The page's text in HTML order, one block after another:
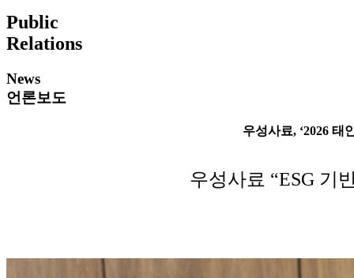
Public
Relations
News
언론보도
우성사료, ‘2026 태
우성사료 “ESG 기